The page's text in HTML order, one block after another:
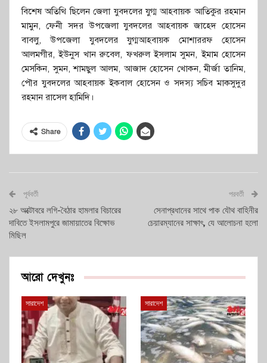
বিশেষ অতিথি ছিলেন জেলা যুবদলের যুগ্ম আহবায়ক আতিকুর রহমান
মামুন, ফেনী সদর উপজেলা যুবদলের আহবায়ক জাহেদ হোসেন
বাবলু, উপজেলা যুবদলের যুগ্মআহবায়ক মোশাররফ হোসেন
আলমগীর, ইউনুস খান রুবেল, ফখরুল ইসলাম সুমন, ইমাম হোসেন
মেসকিন, সুমন, শামছুল আলম, আজাদ হোসেন খোকন, মীর্জা তানিম,
পৌর যুবদলের আহবায়ক ইকবাল হোসেন ও সদস্য সচিব মাকসুদুর
রহমান রাসেল হামিদি।
Share
পূর্ববর্তী
২৮ অক্টোবরে লগি-বৈঠার হামলার বিচারের
দাবিতে ইসলামপুরে জামায়াতের বিক্ষোভ
মিছিল
পরবর্তী
সেনাপ্রধানের সাথে পাক যৌথ বাহিনীর
চেয়ারম্যানের সাক্ষাৎ, যে আলোচনা হলো
আরো দেখুনঃ
সারাদেশ সারাদেশ